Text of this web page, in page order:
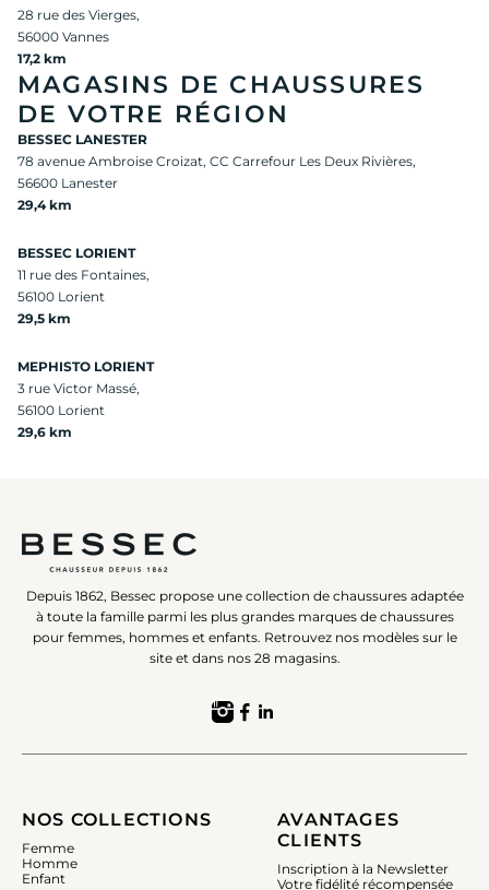
28 rue des Vierges,
56000 Vannes
17,2 km
MAGASINS DE CHAUSSURES
DE VOTRE RÉGION
BESSEC LANESTER
78 avenue Ambroise Croizat, CC Carrefour Les Deux Rivières,
56600 Lanester
29,4 km
BESSEC LORIENT
11 rue des Fontaines,
56100 Lorient
29,5 km
MEPHISTO LORIENT
3 rue Victor Massé,
56100 Lorient
29,6 km
Depuis 1862, Bessec propose une collection de chaussures adaptée
à toute la famille parmi les plus grandes marques de chaussures
pour femmes, hommes et enfants. Retrouvez nos modèles sur le
site et dans nos 28 magasins.
NOS COLLECTIONS
Femme
Homme
Enfant
AVANTAGES
CLIENTS
Inscription à la Newsletter
Votre fidélité récompensée